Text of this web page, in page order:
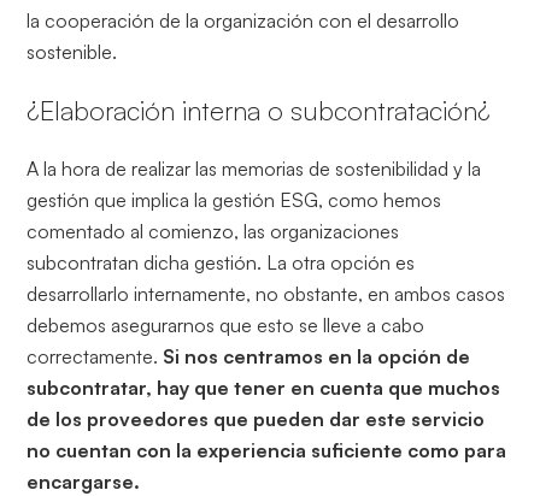
la cooperación de la organización con el desarrollo
sostenible.
¿Elaboración interna o subcontratación¿
A la hora de realizar las memorias de sostenibilidad y la
gestión que implica la gestión ESG, como hemos
comentado al comienzo, las organizaciones
subcontratan dicha gestión. La otra opción es
desarrollarlo internamente, no obstante, en ambos casos
debemos asegurarnos que esto se lleve a cabo
correctamente. Si nos centramos en la opción de
subcontratar, hay que tener en cuenta que muchos
de los proveedores que pueden dar este servicio
no cuentan con la experiencia suficiente como para
encargarse.